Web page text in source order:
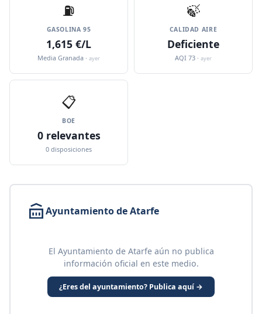
⛽️
GASOLINA 95
1,615 €/L
Media Granada · ayer
🍃
CALIDAD AIRE
Deficiente
AQI 73 · ayer
📋
BOE
0 relevantes
0 disposiciones
Ayuntamiento de Atarfe
El Ayuntamiento de Atarfe aún no publica
información oficial en este medio.
¿Eres del ayuntamiento? Publica aquí →